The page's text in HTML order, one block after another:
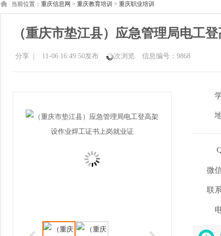
当前位置： 重庆信息网 > 重庆教育培训 > 重庆职业培训
（重庆市垫江县）应急管理局电工
分享 11-06 16:49:50发布 次浏览 信息编号：9868
微
联